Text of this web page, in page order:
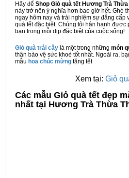
Hãy để Shop Giỏ quà tết Hương Trà Thừa
này trở nên ý nghĩa hơn bao giờ hết. Ghé
ngay hôm nay và trải nghiệm sự đẳng cấp
quà tết đặc biệt. Chúng tôi hân hạnh được
bạn trong mỗi dịp đặc biệt của cuộc sống!
Giỏ quà trái cây là một trong những món
thân bảo vệ sức khoẻ tốt nhất. Ngoài ra,
mẫu hoa chúc mừng tặng tết
Xem tại: Giỏ
Các mẫu Giỏ quà tết đẹp
nhất tại Hương Trà Thừa